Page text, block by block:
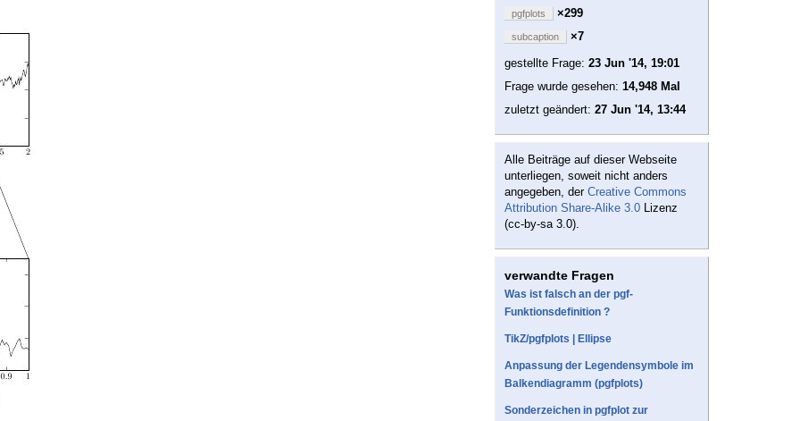
pgfplots ×299
subcaption
×7
gestellte Frage: 23 Jun '14, 19:01
Frage wurde gesehen: 14,948 Mal
zuletzt geändert: 27 Jun '14, 13:44
Alle Beiträge auf dieser Webseite
unterliegen, soweit nicht anders
angegeben, der Creative Commons
Attribution Share-Alike 3.0 Lizenz
(cc-by-sa 3.0).
verwandte Fragen
Was ist falsch an der pgf-
Funktionsdefinition ?
TikZ/pgfplots | Ellipse
Anpassung der Legendensymbole im
Balkendiagramm (pgfplots)
Sonderzeichen in pgfplot zur